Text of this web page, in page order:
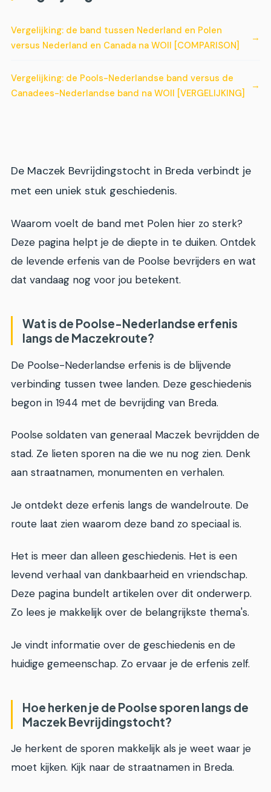
Vergelijking: de band tussen Nederland en Polen
versus Nederland en Canada na WOII [COMPARISON]
Vergelijking: de Pools-Nederlandse band versus de
Canadees-Nederlandse band na WOII [VERGELIJKING]
De Maczek Bevrijdingstocht in Breda verbindt je
met een uniek stuk geschiedenis.
Waarom voelt de band met Polen hier zo sterk?
Deze pagina helpt je de diepte in te duiken. Ontdek
de levende erfenis van de Poolse bevrijders en wat
dat vandaag nog voor jou betekent.
Wat is de Poolse-Nederlandse erfenis
langs de Maczekroute?
De Poolse-Nederlandse erfenis is de blijvende
verbinding tussen twee landen. Deze geschiedenis
begon in 1944 met de bevrijding van Breda.
Poolse soldaten van generaal Maczek bevrijdden de
stad. Ze lieten sporen na die we nu nog zien. Denk
aan straatnamen, monumenten en verhalen.
Je ontdekt deze erfenis langs de wandelroute. De
route laat zien waarom deze band zo speciaal is.
Het is meer dan alleen geschiedenis. Het is een
levend verhaal van dankbaarheid en vriendschap.
Deze pagina bundelt artikelen over dit onderwerp.
Zo lees je makkelijk over de belangrijkste thema's.
Je vindt informatie over de geschiedenis en de
huidige gemeenschap. Zo ervaar je de erfenis zelf.
Hoe herken je de Poolse sporen langs de
Maczek Bevrijdingstocht?
Je herkent de sporen makkelijk als je weet waar je
moet kijken. Kijk naar de straatnamen in Breda.